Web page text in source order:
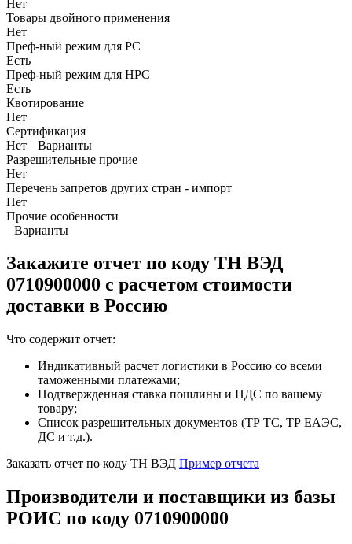
Нет
Товары двойного применения
Нет
Преф-ный режим для РС
Есть
Преф-ный режим для НРС
Есть
Квотирование
Нет
Сертификация
Нет
Варианты
Разрешительные прочие
Нет
Перечень запретов других стран - импорт
Нет
Прочие особенности
Варианты
Закажите отчет по коду ТН ВЭД
0710900000 с расчетом стоимости
доставки в Россию
Что содержит отчет:
Индикативный расчет логистики в Россию со всеми
таможенными платежами;
Подтвержденная ставка пошлины и НДС по вашему
товару;
Список разрешительных документов (ТР ТС, ТР ЕАЭС,
ДС и т.д.).
Заказать отчет по коду ТН ВЭД Пример отчета
Производители и поставщики из базы
РОИС по коду 0710900000